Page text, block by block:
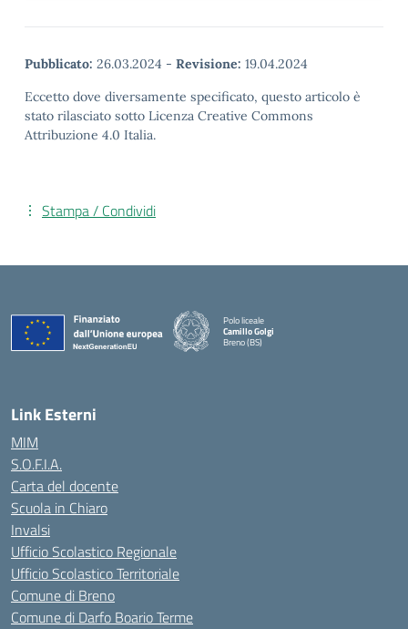
Pubblicato: 26.03.2024 - Revisione: 19.04.2024
Eccetto dove diversamente specificato, questo articolo è
stato rilasciato sotto Licenza Creative Commons
Attribuzione 4.0 Italia.
Stampa / Condividi
Polo liceale
Camillo Golgi
Breno (BS)
Link Esterni
MIM
S.O.F.I.A.
Carta del docente
Scuola in Chiaro
Invalsi
Ufficio Scolastico Regionale
Ufficio Scolastico Territoriale
Comune di Breno
Comune di Darfo Boario Terme